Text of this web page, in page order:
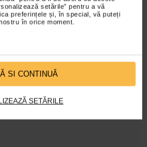
setările” pentru a vă
preferințele și, în special, vă puteți
în orice moment.
SI CONTINUĂ
SETĂRILE